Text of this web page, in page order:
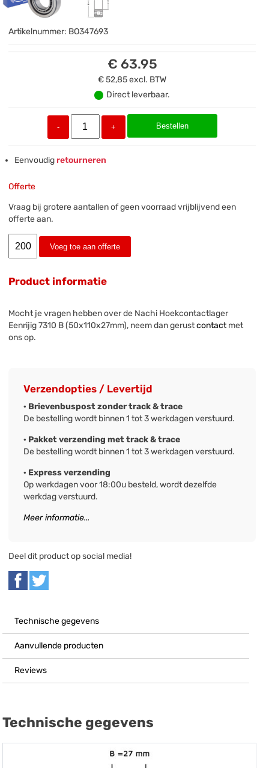
Artikelnummer: BO347693
€ 63.95
€ 52,85excl. BTW
Direct leverbaar.
- + Bestellen
Eenvoudigretourneren
Offerte
Vraag bij grotere aantallen of geen voorraad vrijblijvend een
offerte aan.
Voeg toe aan offerte
Product informatie
Mocht je vragen hebben over de Nachi Hoekcontactlager
Eenrijig 7310 B (50x110x27mm), neem dan gerustcontactmet
ons op.
Verzendopties / Levertijd
· Brievenbuspost zonder track & trace
De bestelling wordt binnen 1 tot 3 werkdagen verstuurd.
· Pakket verzending met track & trace
De bestelling wordt binnen 1 tot 3 werkdagen verstuurd.
· Express verzending
Op werkdagen voor 18:00u besteld, wordt dezelfde
werkdag verstuurd.
Meer informatie...
Deel dit product op social media!
Technische gegevens
Aanvullende producten
Reviews
Technische gegevens